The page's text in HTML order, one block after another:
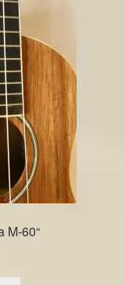
M-60“